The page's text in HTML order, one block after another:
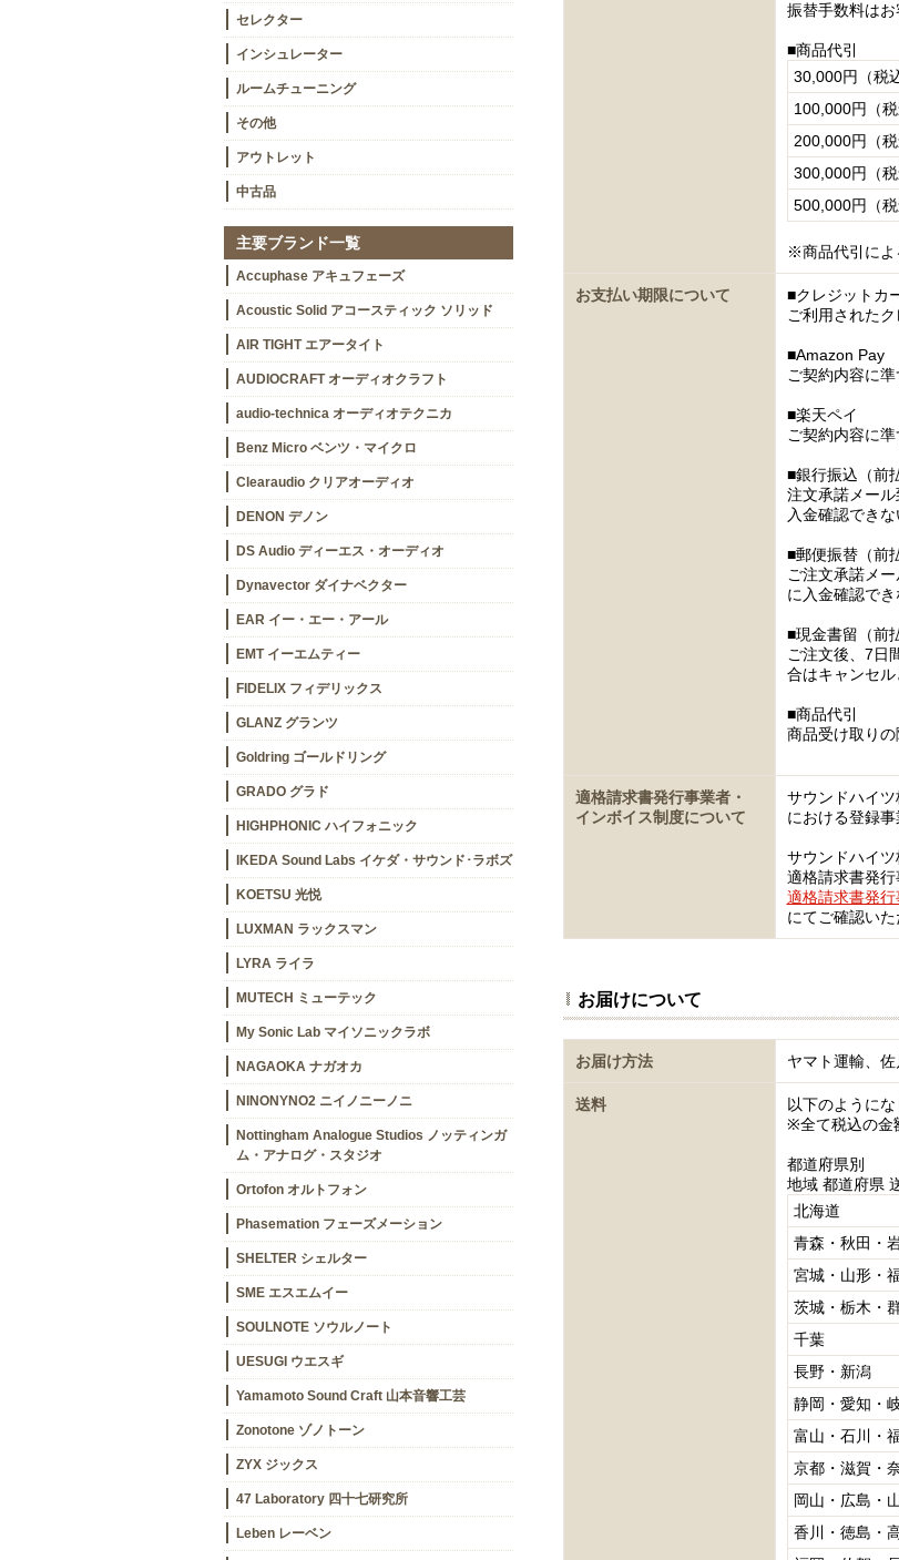
セレクター
インシュレーター
ルームチューニング
その他
アウトレット
中古品
主要ブランド一覧
Accuphase アキュフェーズ
Acoustic Solid アコースティック ソリッド
AIR TIGHT エアータイト
AUDIOCRAFT オーディオクラフト
audio-technica オーディオテクニカ
Benz Micro ベンツ・マイクロ
Clearaudio クリアオーディオ
DENON デノン
DS Audio ディーエス・オーディオ
Dynavector ダイナベクター
EAR イー・エー・アール
EMT イーエムティー
FIDELIX フィデリックス
GLANZ グランツ
Goldring ゴールドリング
GRADO グラド
HIGHPHONIC ハイフォニック
IKEDA Sound Labs イケダ・サウンド･ラボズ
KOETSU 光悦
LUXMAN ラックスマン
LYRA ライラ
MUTECH ミューテック
My Sonic Lab マイソニックラボ
NAGAOKA ナガオカ
NINONYNO2 ニイノニーノニ
Nottingham Analogue Studios ノッティンガ
ム・アナログ・スタジオ
Ortofon オルトフォン
Phasemation フェーズメーション
SHELTER シェルター
SME エスエムイー
SOULNOTE ソウルノート
UESUGI ウエスギ
Yamamoto Sound Craft 山本音響工芸
Zonotone ゾノトーン
ZYX ジックス
47 Laboratory 四十七研究所
Leben レーベン
振替手数料はお
■商品代引
30,000円（税
100,000円（
200,000円（
300,000円（
500,000円（
※商品代引によ
お支払い期限について
■クレジットカ
ご利用された
■Amazon Pay
ご契約内容に準
■楽天ペイ
ご契約内容に準
■銀行振込（前
注文承諾メー
入金確認でき
■郵便振替（前
ご注文承諾メ
に入金確認でき
■現金書留（前
ご注文後、7日
合はキャンセル
■商品代引
商品受け取りの
適格請求書発行事業者・
インボイス制度について
サウンドハイ
における登録事
サウンドハイツ
適格請求書発
適格請求書発行
にてご確認いた
お届けについて
お届け方法 ヤマト運輸、
送料
以下のようにな
※全て税込の金
都道府県別
地域 都道府県
北海道
青森・秋田・
宮城・山形・
茨城・栃木・
千葉
長野・新潟
静岡・愛知・
富山・石川・
京都・滋賀・
岡山・広島・
香川・徳島・